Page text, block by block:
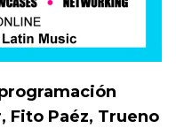
Fito Paéz, Trueno